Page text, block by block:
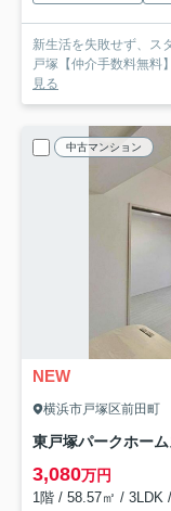
新生活を失敗せず、ス
戸塚【仲介手数料無料
見る
中古マンション
NEW
横浜市戸塚区前田町
3,080万円
1階 / 58.57㎡ / 3LDK